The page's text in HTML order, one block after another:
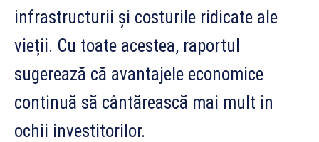
infrastructurii și costurile ridicate ale
vieții. Cu toate acestea, raportul
sugerează că avantajele economice
continuă să cântărească mai mult în
ochii investitorilor.